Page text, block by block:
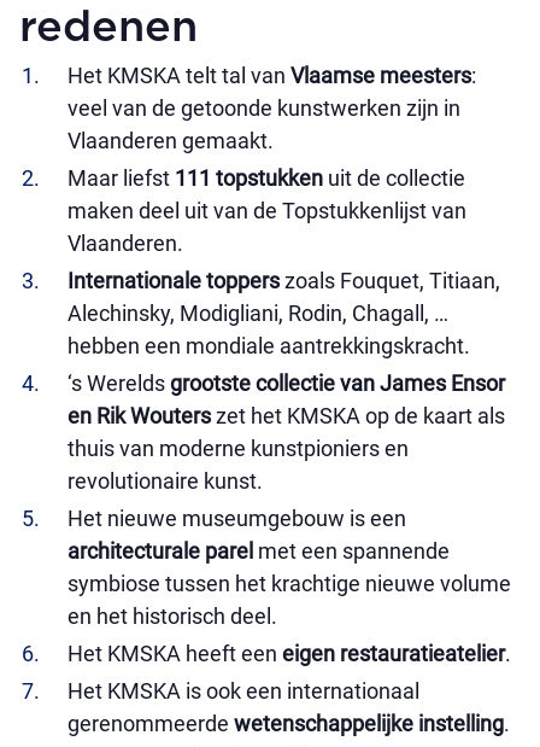
redenen
Het KMSKA telt tal van Vlaamse meesters:
veel van de getoonde kunstwerken zijn in
Vlaanderen gemaakt.
Maar liefst 111 topstukken uit de collectie
maken deel uit van de Topstukkenlijst van
Vlaanderen.
Internationale topperszoals Fouquet, Titiaan,
Alechinsky, Modigliani, Rodin, Chagall, …
hebben een mondiale aantrekkingskracht.
‘s Wereldsgrootste collectie van James Ensor
en Rik Wouterszet het KMSKA op de kaart als
thuis van moderne kunstpioniers en
revolutionaire kunst.
Het nieuwe museumgebouw is een
architecturale parel met een spannende
symbiose tussen het krachtige nieuwe volume
en het historisch deel.
Het KMSKA heeft een eigen restauratieatelier.
Het KMSKA is ook een internationaal
gerenommeerde wetenschappelijke instelling.